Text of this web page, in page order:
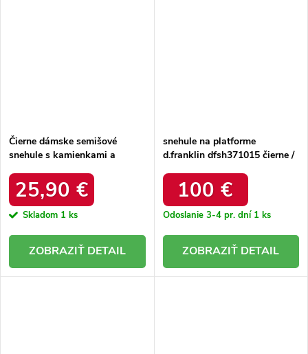
Čierne dámske semišové
snehule s kamienkami a
W8009 BLACK
25,90 €
Skladom 1 ks
DETAIL
snehule na platforme
d.franklin dfsh371015 čierne /
100 €
Odoslanie 3-4 pr. dní 1 ks
DETAIL